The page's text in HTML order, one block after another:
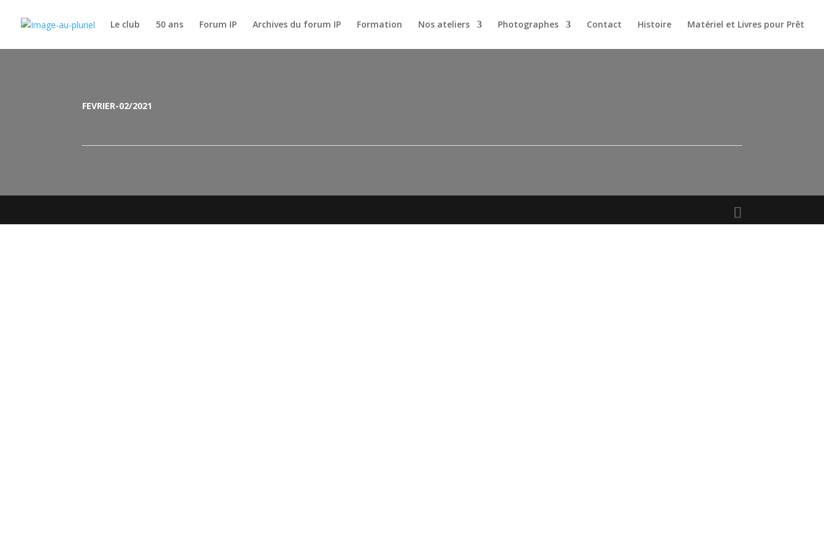
Le club 50 ans Forum IP Archives du forum IP Formation Nos ateliers Photographes Contact Histoire Matériel et Livres pour Prêt
FEVRIER-02/2021